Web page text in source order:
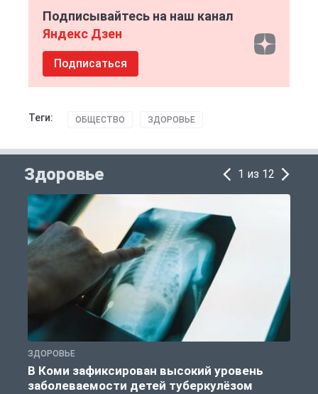
Подписывайтесь на наш канал
Яндекс Дзен
Подписаться
Теги: ОБЩЕСТВО ЗДОРОВЬЕ
Здоровье 1 из 12
ЗДОРОВЬЕ
В Коми зафиксирован высокий уровень
заболеваемости детей туберкулёзом